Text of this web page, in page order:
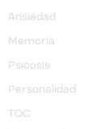
Ansiedad
Memoria
Psicosis
Personalidad
TOC